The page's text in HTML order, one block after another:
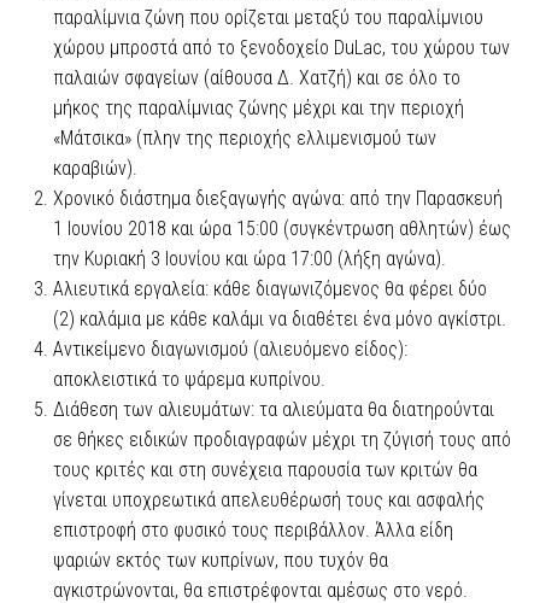
παραλίμνια ζώνη που ορίζεται μεταξύ του παραλίμνιου
χώρου μπροστά από το ξενοδοχείο DuLac, του χώρου των
παλαιών σφαγείων (αίθουσα Δ. Χατζή) και σε όλο το
μήκος της παραλίμνιας ζώνης μέχρι και την περιοχή
«Μάτσικα» (πλην της περιοχής ελλιμενισμού των
καραβιών).
Χρονικό διάστημα διεξαγωγής αγώνα: από την Παρασκευή
1 Ιουνίου 2018 και ώρα 15:00 (συγκέντρωση αθλητών) έως
την Κυριακή 3 Ιουνίου και ώρα 17:00 (λήξη αγώνα).
Αλιευτικά εργαλεία: κάθε διαγωνιζόμενος θα φέρει δύο
(2) καλάμια με κάθε καλάμι να διαθέτει ένα μόνο αγκίστρι.
Αντικείμενο διαγωνισμού (αλιευόμενο είδος):
αποκλειστικά το ψάρεμα κυπρίνου.
Διάθεση των αλιευμάτων: τα αλιεύματα θα διατηρούνται
σε θήκες ειδικών προδιαγραφών μέχρι τη ζύγισή τους από
τους κριτές και στη συνέχεια παρουσία των κριτών θα
γίνεται υποχρεωτικά απελευθέρωσή τους και ασφαλής
επιστροφή στο φυσικό τους περιβάλλον. Άλλα είδη
ψαριών εκτός των κυπρίνων, που τυχόν θα
αγκιστρώνονται, θα επιστρέφονται αμέσως στο νερό.